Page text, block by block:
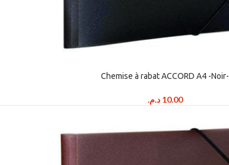
Chemise à rabat ACCORD A4 -Noir-
10.00 د.م.